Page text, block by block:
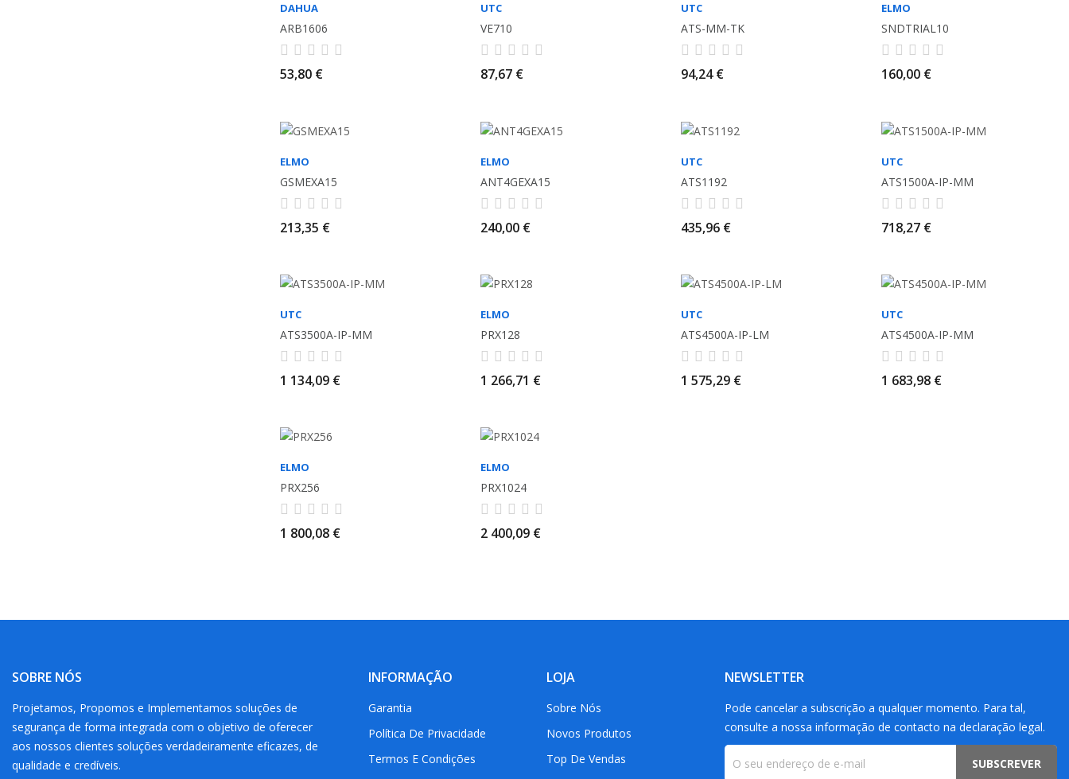
DAHUA
ARB1606
53,80 €
UTC
VE710
87,67 €
UTC
ATS-MM-TK
94,24 €
ELMO
SNDTRIAL10
160,00 €
ELMO
GSMEXA15
213,35 €
ELMO
ANT4GEXA15
240,00 €
UTC
ATS1192
435,96 €
UTC
ATS1500A-IP-MM
718,27 €
UTC
ATS3500A-IP-MM
1 134,09 €
ELMO
PRX128
1 266,71 €
UTC
ATS4500A-IP-LM
1 575,29 €
UTC
ATS4500A-IP-MM
1 683,98 €
ELMO
PRX256
1 800,08 €
ELMO
PRX1024
2 400,09 €
SOBRE NÓS
Projetamos, Propomos e Implementamos soluções de
segurança de forma integrada com o objetivo de oferecer
aos nossos clientes soluções verdadeiramente eficazes, de
qualidade e credíveis.
INFORMAÇÃO
Garantia
Política De Privacidade
Termos E Condições
LOJA
Sobre Nós
Novos Produtos
Top De Vendas
NEWSLETTER
Pode cancelar a subscrição a qualquer momento. Para tal,
consulte a nossa informação de contacto na declaração legal.